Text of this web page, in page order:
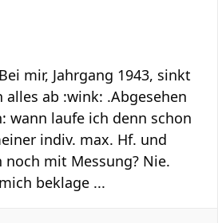
mir, Jahrgang 1943, sinkt
alles ab :wink: .Abgesehen
wann laufe ich denn schon
indiv. max. Hf. und
noch mit Messung? Nie.
beklage ...